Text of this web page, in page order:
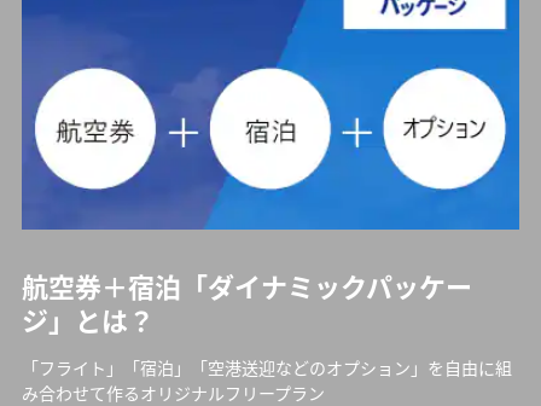
航空券＋宿泊「ダイナミックパッケー
ジ」とは？
「フライト」「宿泊」「空港送迎などのオプション」を自由に組
み合わせて作るオリジナルフリープラン